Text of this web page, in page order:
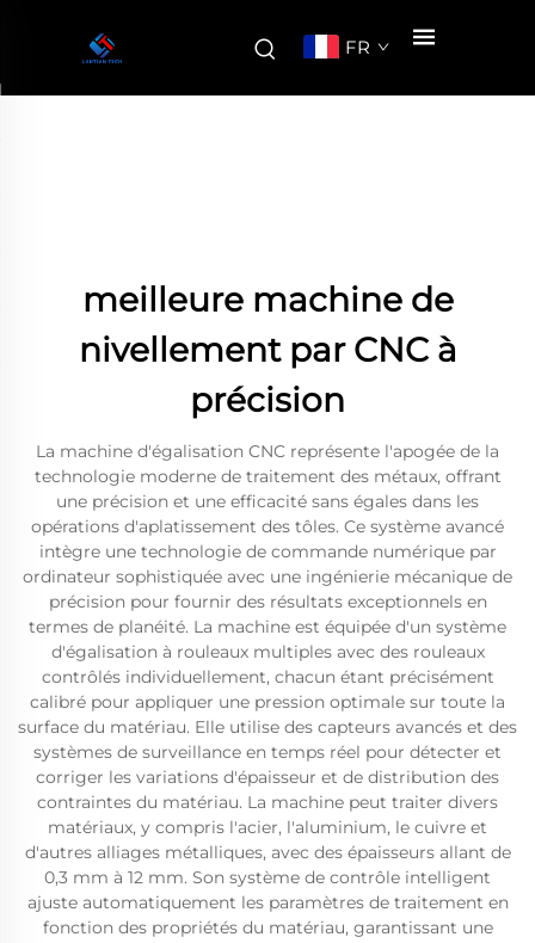
FR
meilleure machine de
nivellement par CNC à
précision
La machine d'égalisation CNC représente l'apogée de la
technologie moderne de traitement des métaux, offrant
une précision et une efficacité sans égales dans les
opérations d'aplatissement des tôles. Ce système avancé
intègre une technologie de commande numérique par
ordinateur sophistiquée avec une ingénierie mécanique de
précision pour fournir des résultats exceptionnels en
termes de planéité. La machine est équipée d'un système
d'égalisation à rouleaux multiples avec des rouleaux
contrôlés individuellement, chacun étant précisément
calibré pour appliquer une pression optimale sur toute la
surface du matériau. Elle utilise des capteurs avancés et des
systèmes de surveillance en temps réel pour détecter et
corriger les variations d'épaisseur et de distribution des
contraintes du matériau. La machine peut traiter divers
matériaux, y compris l'acier, l'aluminium, le cuivre et
d'autres alliages métalliques, avec des épaisseurs allant de
0,3 mm à 12 mm. Son système de contrôle intelligent
ajuste automatiquement les paramètres de traitement en
fonction des propriétés du matériau, garantissant une